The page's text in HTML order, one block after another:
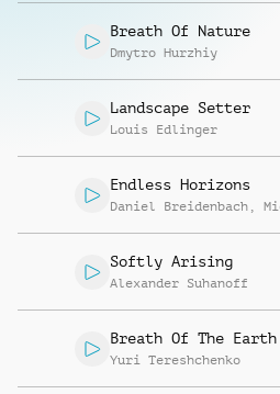
Breath Of Nature
Dmytro Hurzhiy
Landscape Setter
Louis Edlinger
Endless Horizons
Daniel Breidenbach ,
Softly Arising
Alexander Suhanoff
Breath Of The Earth
Yuri Tereshchenko